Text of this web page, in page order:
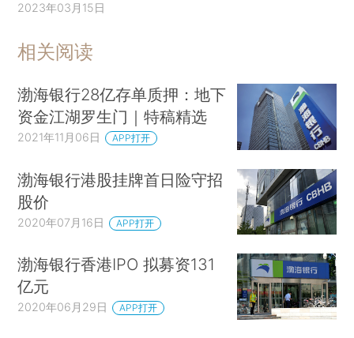
2023年03月15日
相关阅读
渤海银行28亿存单质押：地下
资金江湖罗生门｜特稿精选
2021年11月06日 APP打开
渤海银行港股挂牌首日险守招
股价
2020年07月16日 APP打开
渤海银行香港IPO 拟募资131
亿元
2020年06月29日 APP打开